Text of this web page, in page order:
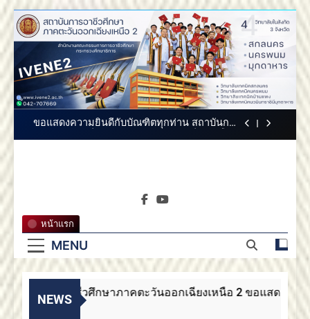
Skip
to
สถาบันการอาชีวศึกษาภาคตะวันออกเฉียงเหนือ
2 ขอแสดงความยินดี
สถาบันการอาชีวศึกษาภาคตะวันออกเฉียง
เหนือ 2 ขอแสดงความยินดี
สถาบันการอาชีวศึกษาภาคตะวันออกเฉียงเหนือ
2 ประกาศสรรหากรรมการสภาสถาบันผู้ทรง
ขอแสดงความยินดีกับบัณฑิตทุกท่าน สถาบันการ
เหนือ 2 ขอแสดงความยินดี
สถาบันการอาชีวศึกษาภาคตะวันออกเฉียงเหนือ
2 ประกาศสรรหากรรมการสภาสถาบันผู้ทรง
คุณวุฒิ
ขอแสดงความยินดีกับบัณฑิตทุกท่าน สถาบันการ
อาชีวศึกษาภาคตะวันออกเฉียงเหนือ 2
สถาบันการอาชีวศึกษาภาคตะวันออกเฉียงเหนือ
2 ขอแสดงความยินดี
สถาบันการ
ภาคตะวัน
ออกเฉียง
เหนือ 2
สถาบันการอาชีวศึกษาภาค
MENU
หน้าแรก
NEWS
าบันการอาชีวศึกษาภาคตะวันออกเฉียงเหนือ 2 ขอแสดงความ
ห์ Ago